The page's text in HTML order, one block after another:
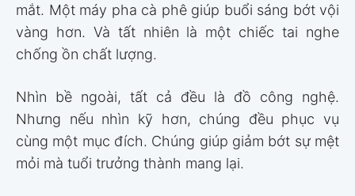
mắt. Một máy pha cà phê giúp buổi sáng bớt vội
vàng hơn. Và tất nhiên là một chiếc tai nghe
chống ồn chất lượng.
Nhìn bề ngoài, tất cả đều là đồ công nghệ.
Nhưng nếu nhìn kỹ hơn, chúng đều phục vụ
cùng một mục đích. Chúng giúp giảm bớt sự mệt
mỏi mà tuổi trưởng thành mang lại.